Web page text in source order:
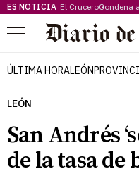
ES NOTICIA El CruceroCondena
Menú
ÚLTIMA HORALEÓN
LEÓN
San Andrés
de la tasa de